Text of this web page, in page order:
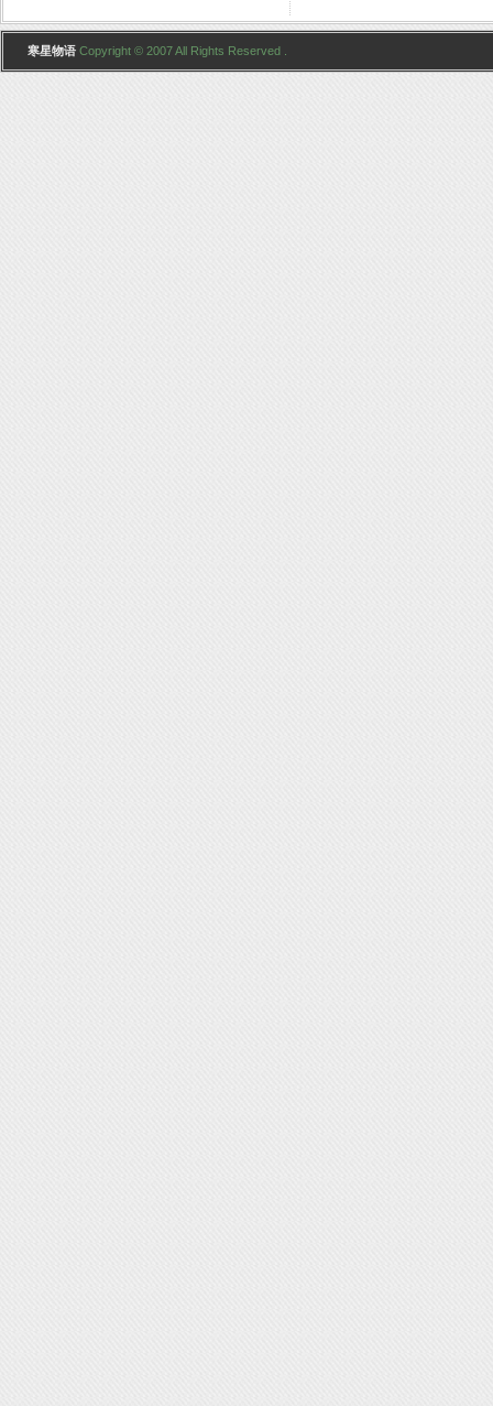
寒星物语 Copyright © 2007 All Rights Reserved .